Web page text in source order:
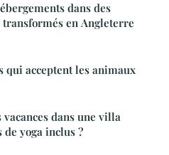
dans des
en Angleterre
qui acceptent les animaux
dans une villa
de yoga inclus ?